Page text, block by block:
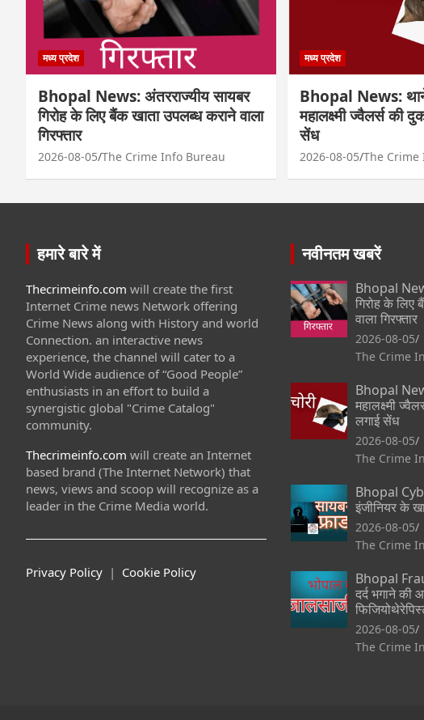
मध्य प्रदेश
Bhopal News: अंतरराज्यीय सायबर
गिरोह के लिए बैंक खाता उपलब्ध कराने वाला
गिरफ्तार
2026-08-05 The Crime Info Bureau
मध्य प्रदेश
Bhopal News:
महालक्ष्मी ज्वैलर्स की
सेंध
2026-08-05 The Crime
हमारे बारे में
Thecrimeinfo.com will create the first
Internet Crime news Network offering
Crime News along with History and world
Connection. an interactive news
experience, the channel will cater to a
World Wide audience of “Good People”
enthusiasts in an effort to build a
synergistic global "Crime Catalog"
community.
Thecrimeinfo.com will create an Internet
based brand (The Internet Network) that
news, views and scoop will recognize as a
leader in the Crime Media world.
Privacy Policy | Cookie Policy
नवीनतम खबरें
Bhopal
गिरोह के लिए
वाला गिरफ्तार
2026-08-05
The Crime
Bhopal
महालक्ष्मी
लगाई सेंध
2026-08-05
The Crime
Bhopal
इंजीनियर के
2026-08-05
The Crime
Bhopal
दर्द भगाने की
2026-08-05
The Crime